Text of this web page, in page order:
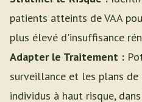
patients atteints de VAA
plus élevé d'insuffisance
Adapter le Traitement :
surveillance et les plans
individus à haut risque,